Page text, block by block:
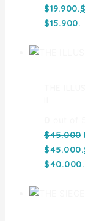
$19.900.$
$15.900.
$45.000
$45.000.
$40.000.